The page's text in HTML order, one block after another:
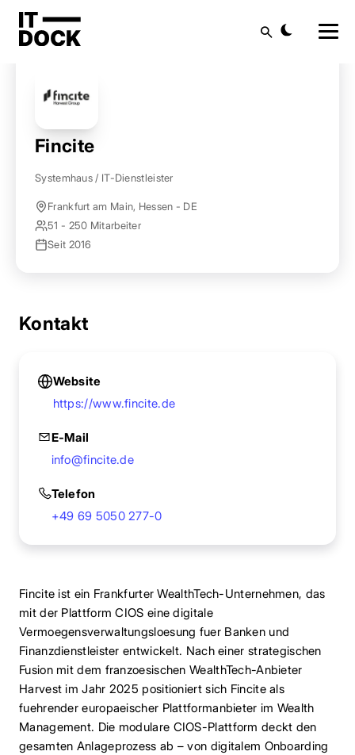
Startseite Anbieter finden
Fincite
Systemhaus / IT-Dienstleister
Frankfurt am Main, Hessen - DE
51 - 250 Mitarbeiter
Seit 2016
Kontakt
Website
https://www.fincite.de
E-Mail
info@fincite.de
Telefon
+49 69 5050 277-0
Fincite ist ein Frankfurter WealthTech-Unternehmen, das
mit der Plattform CIOS eine digitale
Vermoegensverwaltungsloesung fuer Banken und
Finanzdienstleister entwickelt. Nach einer strategischen
Fusion mit dem franzoesischen WealthTech-Anbieter
Harvest im Jahr 2025 positioniert sich Fincite als
fuehrender europaeischer Plattformanbieter im Wealth
Management. Die modulare CIOS-Plattform deckt den
gesamten Anlageprozess ab – von digitalem Onboarding